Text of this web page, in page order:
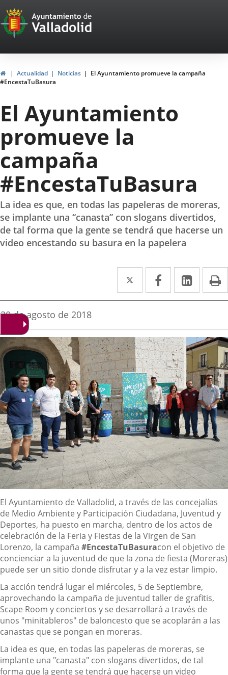
Portal
Web
del
Ayuntamiento
de
Valladolid
InicioActualidad Noticias
El Ayuntamiento promueve la campaña
#EncestaTuBasura
El Ayuntamiento
promueve la
campaña
#EncestaTuBasura
La idea es que, en todas las papeleras de moreras,
se implante una “canasta” con slogans divertidos,
de tal forma que la gente se tendrá que hacerse un
video encestando su basura en la papelera
Twitter
Enlace
a
aplicación
externa.
Facebook
Enlace
a
aplicación
externa.
Enlace
a
Fecha
la
noticia
30 de agosto de 2018
Descripción
El Ayuntamiento de Valladolid, a través de las concejalías
de Medio Ambiente y Participación Ciudadana, Juventud y
Deportes, ha puesto en marcha, dentro de los actos de
celebración de la Feria y Fiestas de la Virgen de San
Lorenzo, la campaña #EncestaTuBasuracon el objetivo de
concienciar a la juventud de que la zona de fiesta (Moreras)
puede ser un sitio donde disfrutar y a la vez estar limpio.
La acción tendrá lugar el miércoles, 5 de Septiembre,
aprovechando la campaña de juventud taller de grafitis,
Scape Room y conciertos y se desarrollará a través de
unos "minitableros" de baloncesto que se acoplarán a las
canastas que se pongan en moreras.
La idea es que, en todas las papeleras de moreras, se
implante una "canasta" con slogans divertidos, de tal
forma que la gente se tendrá que hacerse un video